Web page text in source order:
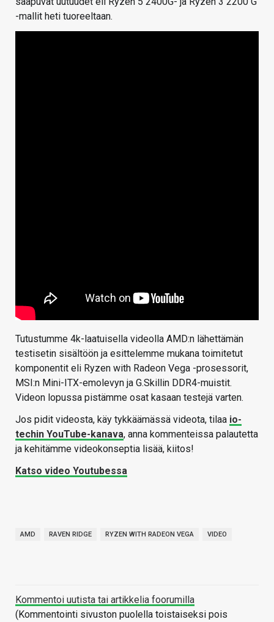
-mallit heti tuoreeltaan.
Tutustumme 4k-laatuisella videolla AMD:n lähettämän
testisetin sisältöön ja esittelemme mukana toimitetut
komponentit eli Ryzen with Radeon Vega -prosessorit,
MSI:n Mini-ITX-emolevyn ja G.Skillin DDR4-muistit.
Videon lopussa pistämme osat kasaan testejä varten.
Jos pidit videosta, käy tykkäämässä videota, tilaa io-
techin YouTube-kanava, anna kommenteissa palautetta
ja kehitämme videokonseptia lisää, kiitos!
Katso video Youtubessa
AMD RAVEN RIDGE RYZEN WITH RADEON VEGA VIDEO
Kommentoi uutista tai artikkelia foorumilla
(Kommentointi sivuston puolella toistaiseksi pois